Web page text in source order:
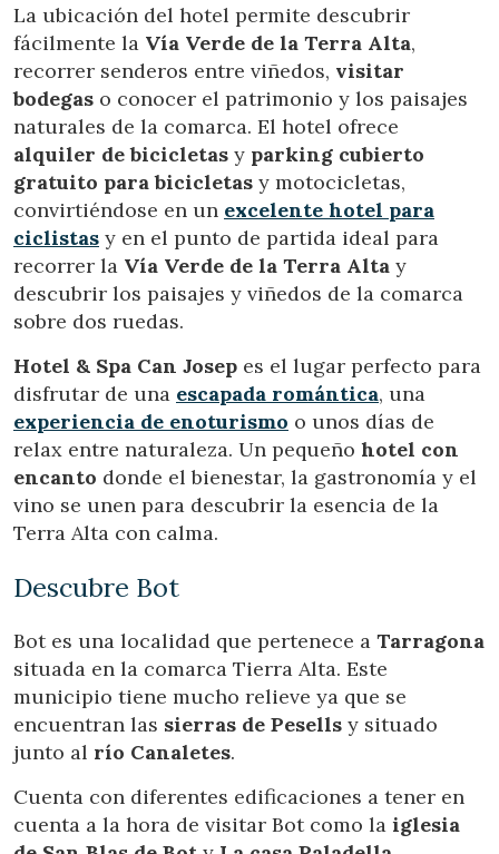
La ubicación del hotel permite descubrir
fácilmente la Vía Verde de la Terra Alta,
recorrer senderos entre viñedos, visitar
bodegas o conocer el patrimonio y los paisajes
naturales de la comarca. El hotel ofrece
alquiler de bicicletas y parking cubierto
gratuito para bicicletas y motocicletas,
convirtiéndose en un excelente hotel para
ciclistas y en el punto de partida ideal para
recorrer la Vía Verde de la Terra Alta y
descubrir los paisajes y viñedos de la comarca
sobre dos ruedas.
Hotel & Spa Can Josep es el lugar perfecto para
disfrutar de una escapada romántica, una
experiencia de enoturismo o unos días de
relax entre naturaleza. Un pequeño hotel con
encanto donde el bienestar, la gastronomía y el
vino se unen para descubrir la esencia de la
Terra Alta con calma.
Descubre Bot
Bot es una localidad que pertenece a Tarragona
situada en la comarca Tierra Alta. Este
municipio tiene mucho relieve ya que se
encuentran las sierras de Pesells y situado
junto al río Canaletes.
Cuenta con diferentes edificaciones a tener en
cuenta a la hora de visitar Bot como la iglesia
Modificar cookies
Técnicas y funcionales
Siempre activas
Este sitio web utiliza Cookies propias para recopilar
información con la finalidad de mejorar nuestros servicios.
Si continua navegando, supone la aceptación de la
instalación de las mismas. El usuario tiene la posibilidad
de configurar su navegador pudiendo, si así lo desea,
impedir que sean instaladas en su disco duro, aunque
dificultades de navegación de la página web.
Analíticas y personalización
Permiten realizar el seguimiento y análisis del
comportamiento de los usuarios de este sitio web. La
información recogida mediante este tipo de cookies se
utiliza en la medición de la actividad de la web para la
elaboración de perfiles de navegación de los usuarios con
guardar la información de preferencia del usuario para
mejorar la calidad de nuestros servicios y para ofrecer una
Marketing y publicidad
Estas cookies son utilizadas para almacenar información
sobre las preferencias y elecciones personales del usuario
a través de la observación continuada de sus hábitos de
de navegación en el sitio web y mostrar publicidad
relacionada con el perfil de navegación del usuario.